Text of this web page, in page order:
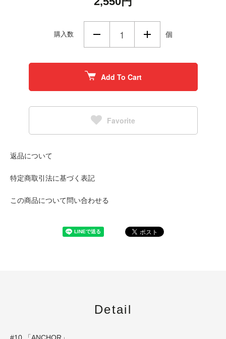
購入数 個
Add To Cart
Favorite
返品について
特定商取引法に基づく表記
この商品について問い合わせる
Detail